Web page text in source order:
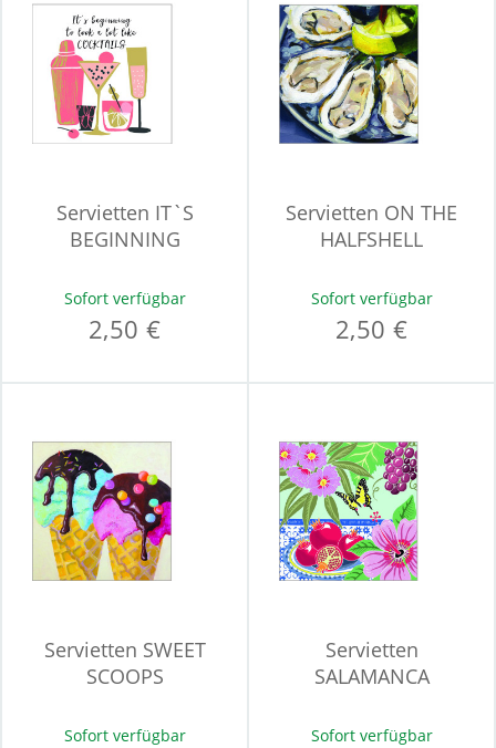
Servietten IT`S
BEGINNING
Sofort verfügbar
2,50 €
Servietten ON THE
HALFSHELL
Sofort verfügbar
2,50 €
Servietten SWEET
SCOOPS
Sofort verfügbar
Servietten
SALAMANCA
Sofort verfügbar